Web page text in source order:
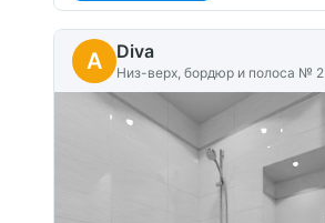
A Diva
Низ-верх, бордюр и полоса № 2